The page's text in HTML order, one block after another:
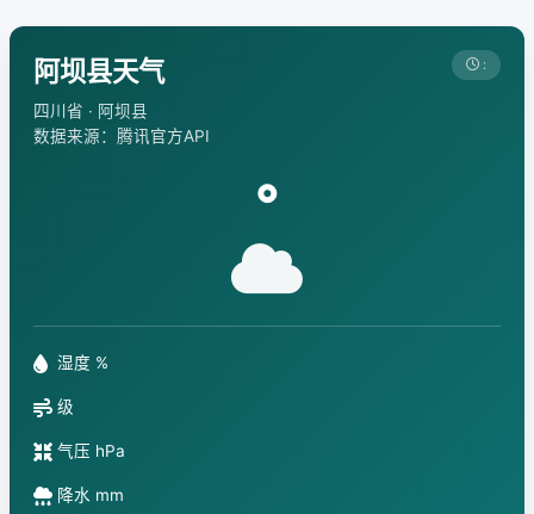
阿坝县天气
四川省 · 阿坝县
数据来源：腾讯官方API
:
°
湿度 %
级
气压 hPa
降水 mm